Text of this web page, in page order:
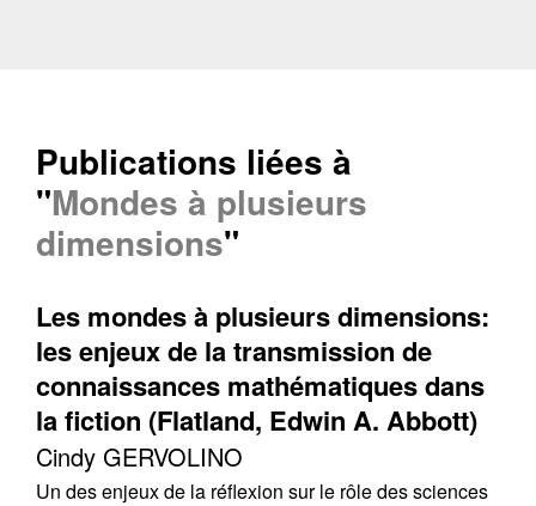
Publications liées à
"Mondes à plusieurs
dimensions"
Les mondes à plusieurs dimensions:
les enjeux de la transmission de
connaissances mathématiques dans
la fiction (Flatland, Edwin A. Abbott)
Cindy GERVOLINO
Un des enjeux de la réflexion sur le rôle des sciences
Contacter Fermer
Récupération de l'adresse e-mail